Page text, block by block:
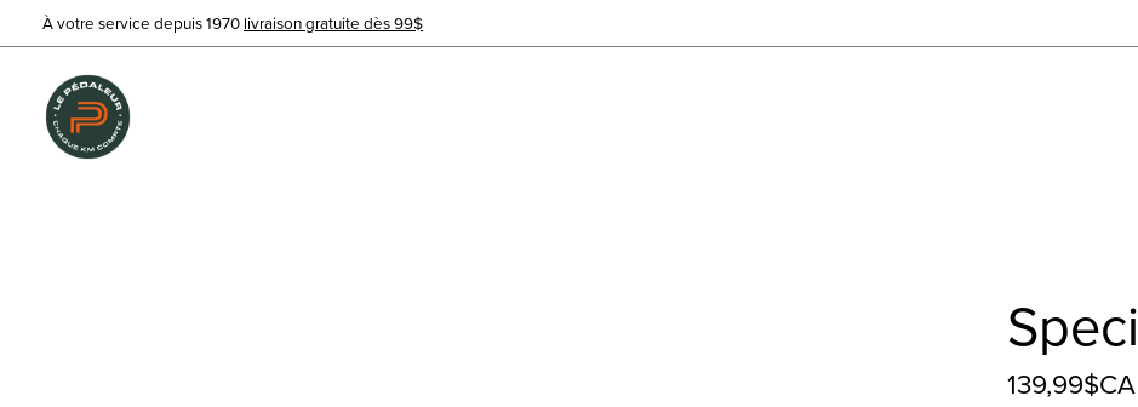
À votre service depuis 1970 livraison gratuite dès 99$
139,99$CA